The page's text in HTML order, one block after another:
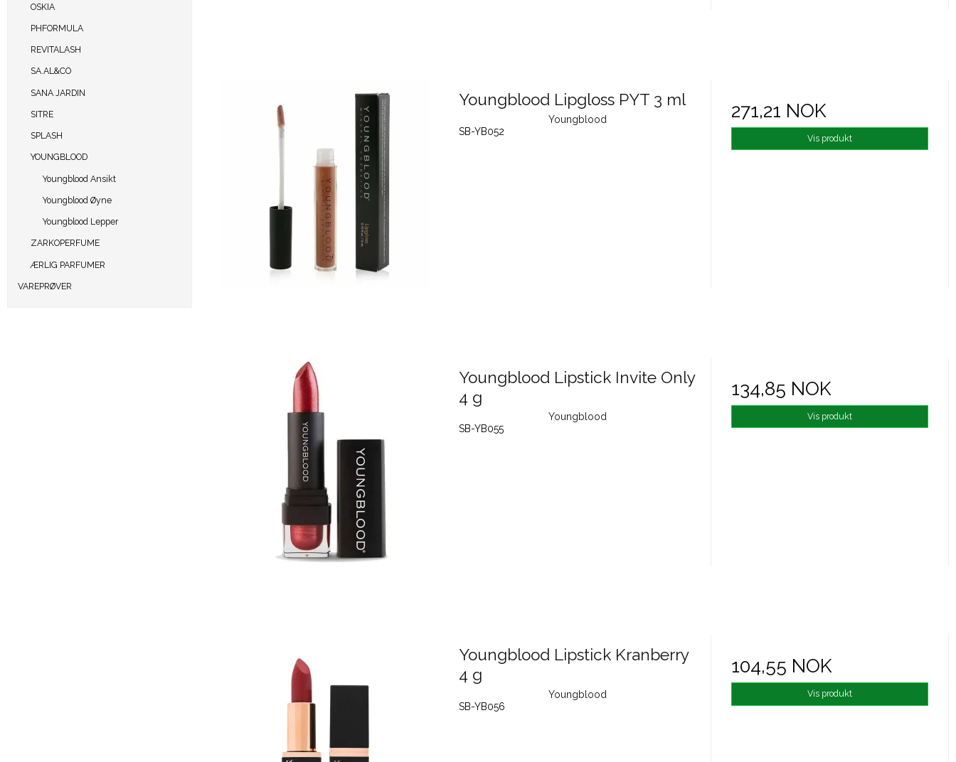
OSKIA
PHFORMULA
REVITALASH
SA.AL&CO
SANA JARDIN
SITRE
SPLASH
YOUNGBLOOD
Youngblood Ansikt
Youngblood Øyne
Youngblood Lepper
ZARKOPERFUME
ÆRLIG PARFUMER
VAREPRØVER
Youngblood Lipgloss PYT 3 ml
Youngblood
SB-YB052
271,21 NOK
Vis produkt
Youngblood Lipstick Invite Only
4 g
Youngblood
SB-YB055
134,85 NOK
Vis produkt
Youngblood Lipstick Kranberry
4 g
Youngblood
SB-YB056
104,55 NOK
Vis produkt